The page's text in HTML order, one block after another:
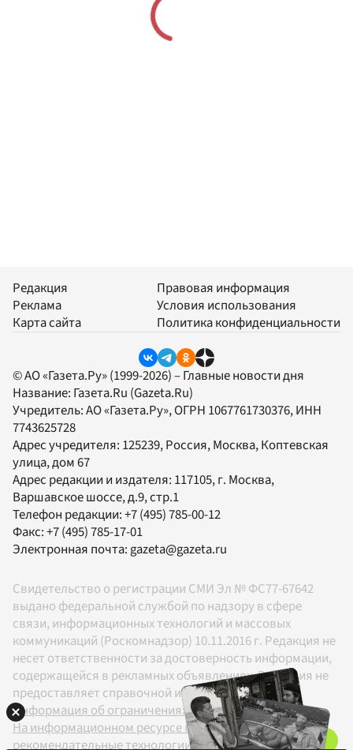
Редакция
Реклама
Карта сайта
Правовая информация
Условия использования
Политика конфиденциальности
© АО «Газета.Ру» (1999-2026) – Главные новости дня
Название: Газета.Ru (Gazeta.Ru)
Учредитель:АО «Газета.Ру», ОГРН 1067761730376, ИНН
7743625728
Адрес учредителя: 125239, Россия, Москва, Коптевская
улица, дом 67
Адрес редакции и издателя: 117105, г. Москва,
Варшавское шоссе, д.9, стр.1
Телефон редакции:+7 (495) 785-00-12
Факс:+7 (495) 785-17-01
Электронная почта: gazeta@gazeta.ru
Свидетельство о регистрации СМИ Эл № ФС77-67642
выдано федеральной службой по надзору в сфере
связи, информационных технологий и массовых
коммуникаций (Роскомнадзор) 10.11.2016 г. Редакция не
несет ответственности за достоверность информации,
содержащейся в рекламных объявлениях. Редакция не
предоставляет справочной информации.
Информация об ограничениях
На информационном ресурсе применяются
рекомендательные технологии в соответствии с